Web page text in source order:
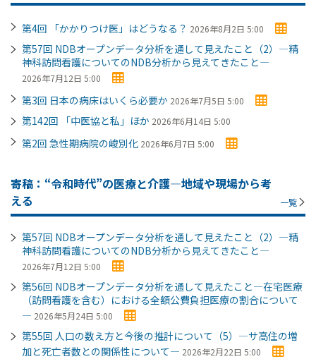
第4回 「かかりつけ医」はどうなる？ 2026年8月2日 5:00
第57回 NDBオープンデータ分析を通して見えたこと（2）―精
神科訪問看護についてのNDB分析から見えてきたこと―
2026年7月12日 5:00
第3回 日本の病床はいくら必要か 2026年7月5日 5:00
第142回 「中医協と私」ほか 2026年6月14日 5:00
第2回 急性期病院の峻別化 2026年6月7日 5:00
寄稿：“令和時代”の医療と介護―地域や現場から考
える
一覧
第57回 NDBオープンデータ分析を通して見えたこと（2）―精
神科訪問看護についてのNDB分析から見えてきたこと―
2026年7月12日 5:00
第56回 NDBオープンデータ分析を通して見えたこと―在宅医療
（訪問看護を含む）における全額公費負担医療の割合について
― 2026年5月24日 5:00
第55回 人口の数え方と今後の推計について（5）―サ高住の増
加と死亡者数との関係性について― 2026年2月22日 5:00